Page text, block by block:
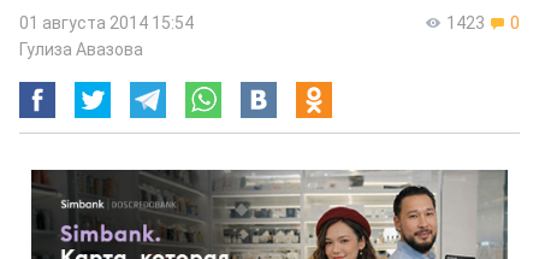
1423 0
01 августа 2014 15:54
Гулиза Авазова